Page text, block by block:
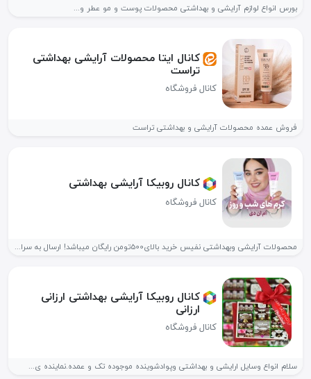
بورس انواع لوازم آرایشی و بهداشتی محصولات پوست و مو عطر و...
کانال ایتا محصولات آرایشی بهداشتی
تراست
کانال فروشگاه
فروش عمده محصولات آرایشی و بهداشتی تراست
کانال روبیکا آرایشی بهداشتی
کانال فروشگاه
محصولات آرایشی وبهداشتی نفیس خرید بالای500تومن رایگان میباشد! ارسال به سراسر کشور📌...
کانال روبیکا آرایشی بهداشتی ارزانی
ارزانی
کانال فروشگاه
سلام انواع وسایل ارایشی و بهداشتی وپوادشوینده موجوده تک و عمده.نماینده ی...